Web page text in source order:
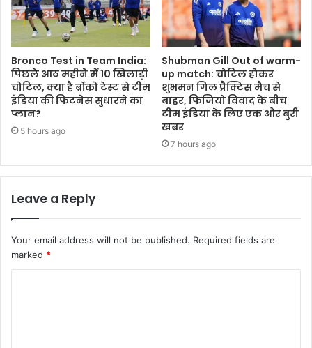
Bronco Test in Team India:
पिछले आठ महीने में 10 खिलाड़ी
चोटिल, क्या है ब्रोंको टेस्ट से टीम
इंडिया की फिटनेस सुधारने का
प्लान?
5 hours ago
Shubman Gill Out of warm-
up match: चोटिल होकर
शुभमन गिल प्रैक्टिस मैच से
बाहर, फिजियो विवाद के बीच
टीम इंडिया के लिए एक और बुरी
खबर
7 hours ago
Leave a Reply
Your email address will not be published. Required fields are
marked *